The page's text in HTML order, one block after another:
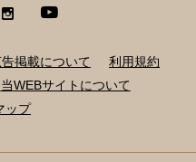
告掲載について
利用規約
当WEBサイトについて
ップ